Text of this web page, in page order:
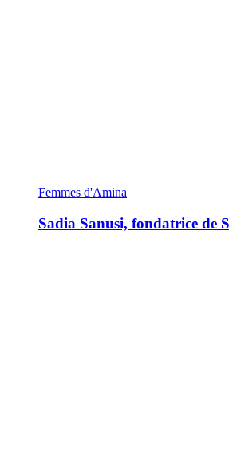
Femmes d'Amina
Sadia Sanusi, fondatrice de